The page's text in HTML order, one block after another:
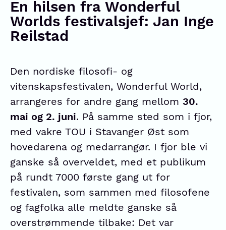
En hilsen fra Wonderful
Worlds festivalsjef: Jan Inge
Reilstad
Den nordiske filosofi- og
vitenskapsfestivalen, Wonderful World,
arrangeres for andre gang mellom 30.
mai og 2. juni. På samme sted som i fjor,
med vakre TOU i Stavanger Øst som
hovedarena og medarrangør. I fjor ble vi
ganske så overveldet, med et publikum
på rundt 7000 første gang ut for
festivalen, som sammen med filosofene
og fagfolka alle meldte ganske så
overstrømmende tilbake: Det var